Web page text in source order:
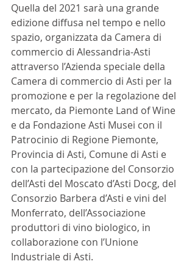
Quella del 2021 sarà una grande
edizione diffusa nel tempo e nello
spazio, organizzata da Camera di
commercio di Alessandria-Asti
attraverso l’Azienda speciale della
Camera di commercio di Asti per la
promozione e per la regolazione del
mercato, da Piemonte Land of Wine
e da Fondazione Asti Musei con il
Patrocinio di Regione Piemonte,
Provincia di Asti, Comune di Asti e
con la partecipazione del Consorzio
dell’Asti del Moscato d’Asti Docg, del
Consorzio Barbera d’Asti e vini del
Monferrato, dell’Associazione
produttori di vino biologico, in
collaborazione con l’Unione
Industriale di Asti.